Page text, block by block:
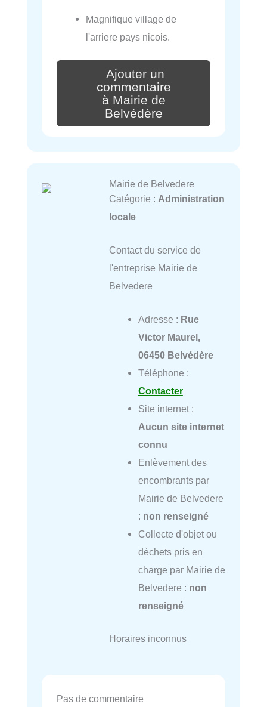
Magnifique village de
l'arriere pays nicois.
Ajouter un
commentaire
à Mairie de
Belvédère
Mairie de Belvedere
Catégorie : Administration
locale
Contact du service de
l'entreprise Mairie de
Belvedere
Adresse : Rue
Victor Maurel,
06450 Belvédère
Téléphone :
Contacter
Site internet :
Aucun site internet
connu
Enlèvement des
encombrants par
Mairie de Belvedere
: non renseigné
Collecte d'objet ou
déchets pris en
charge par Mairie de
Belvedere : non
renseigné
Horaires inconnus
Pas de commentaire